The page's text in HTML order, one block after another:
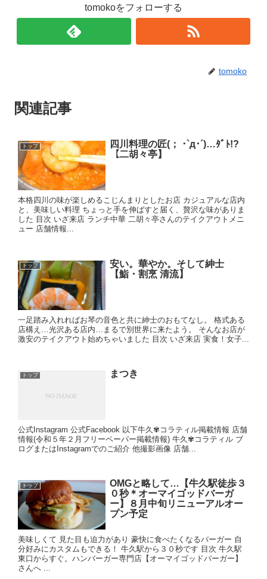
tomokoをフォローする
tomoko
関連記事
トップ
四川料理の匠(； ･`д･´)…ﾀﾞﾄ!?
【二胡々亭】
本格四川の味が楽しめるこじんまりとしたお店 カジュアルな店内
と、美味しい料理 ちょっと手を伸ばすと届く、贅沢な味がありま
した 目次 いざ来店 ランチ中華 二胡々亭さんのテイクアウトメニ
ュー 店舗情報...
トップ
安い。華やか。そして紳士
【鮨・割烹 清流】
一足踏み入れればお琴の音色と共に紳士のおもてなし。 格式ある
店構え…光沢ある店内…まるで別世界に来たよう。 そんなお店が
激安のテイクアウト始めちゃいました 目次 いざ来店 実食！女子...
トップ まつき
公式Instagram 公式Facebook 以下牛久✾コラティル掲載情報 店舗
情報(令和５年２月フリーペーパー掲載情報) 牛久✾コラティル ブ
ログまたはInstagramでのご紹介 他撮影画像 店舗...
トップ
OMGと略して…【牛久駅徒歩３
０秒＊オーマイゴッドバーガ
ー】８月中旬リニューアルオー
プン予定
美味しくて 見た目も迫力があり 豪快に食べたくなるバーガー 自
分好みにカスタムもできる！ 牛久駅から３０秒です 目次 牛久駅
東口からすぐ。ハンバーガー専門店【オーマイゴッドバーガー】
さんへ ...